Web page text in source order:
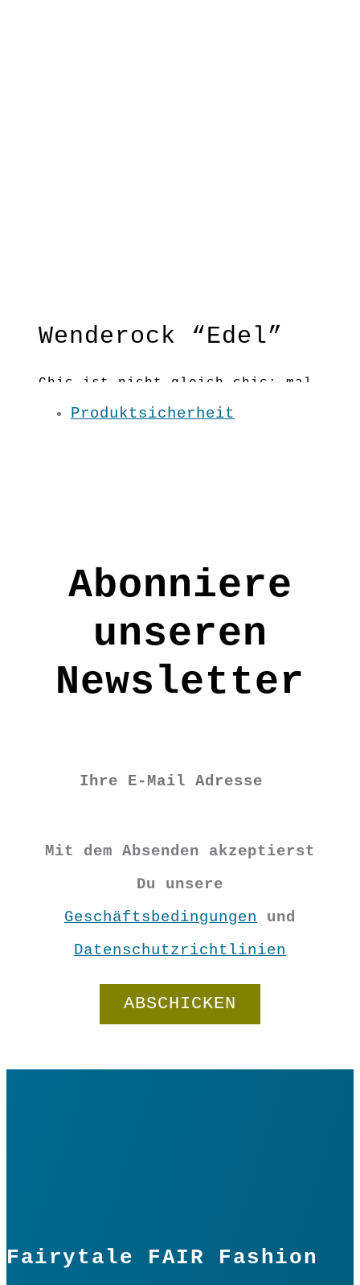
Wenderock “Edel”
Chic ist nicht gleich chic: mal
Rosen auf Rot und mal Klassik-
Brokat! Mit dem Wenderock kannst
Material:100 % BW kbA
Grundfarbe: Schwarz-Rot
AW1832
29,90
Wenderock
"Edel"
Menge
Produktsicherheit
Abonniere
unseren
Newsletter
Mit dem Absenden akzeptierst
Du unsere
Geschäftsbedingungen und
Datenschutzrichtlinien
Fairytale FAIR Fashion